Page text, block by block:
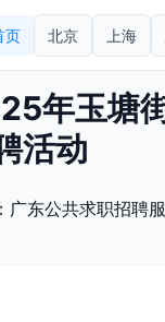
页 北京 上海
年玉塘
活动
广东公共求职招聘